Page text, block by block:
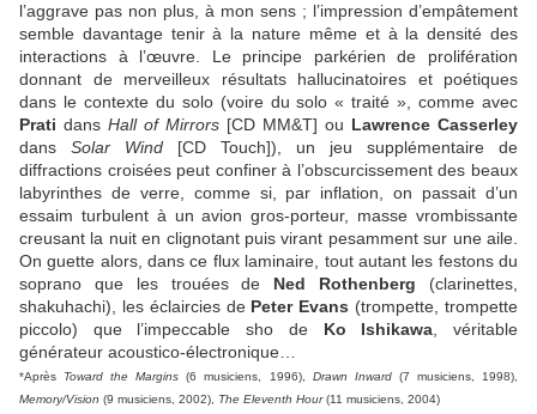
l’aggrave pas non plus, à mon sens ; l’impression d’empâtement
semble davantage tenir à la nature même et à la densité des
interactions à l’œuvre. Le principe parkérien de prolifération
donnant de merveilleux résultats hallucinatoires et poétiques
dans le contexte du solo (voire du solo « traité », comme avec
Prati dans Hall of Mirrors [CD MM&T] ou Lawrence Casserley
dans Solar Wind [CD Touch]), un jeu supplémentaire de
diffractions croisées peut confiner à l’obscurcissement des beaux
labyrinthes de verre, comme si, par inflation, on passait d’un
essaim turbulent à un avion gros-porteur, masse vrombissante
creusant la nuit en clignotant puis virant pesamment sur une aile.
On guette alors, dans ce flux laminaire, tout autant les festons du
soprano que les trouées de Ned Rothenberg (clarinettes,
shakuhachi), les éclaircies de Peter Evans (trompette, trompette
piccolo) que l’impeccable sho de Ko Ishikawa , véritable
générateur acoustico-électronique…
*Après Toward the Margins (6 musiciens, 1996), Drawn Inward(7 musiciens, 1998),
Memory/Vision (9 musiciens, 2002), The Eleventh Hour(11 musiciens, 2004)